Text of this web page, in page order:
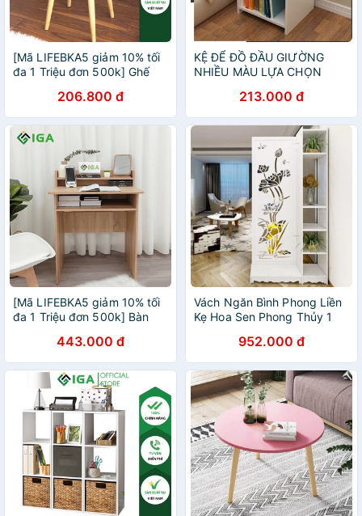
[Mã LIFEBKA5 giảm 10% tối
đa 1 Triệu đơn 500k] Ghế
phấn IGA Đa Năng - GC08
206.800 đ
KỆ ĐỂ ĐỒ ĐẦU GIƯỜNG
NHIỀU MÀU LỰA CHỌN
213.000 đ
[Mã LIFEBKA5 giảm 10% tối
đa 1 Triệu đơn 500k] Bàn
443.000 đ
Vách Ngăn Bình Phong Liền
Kẹ Hoa Sen Phong Thủy 1
Gỗ PVC Dễ Dàng Vệ Sinh -
IG482
952.000 đ